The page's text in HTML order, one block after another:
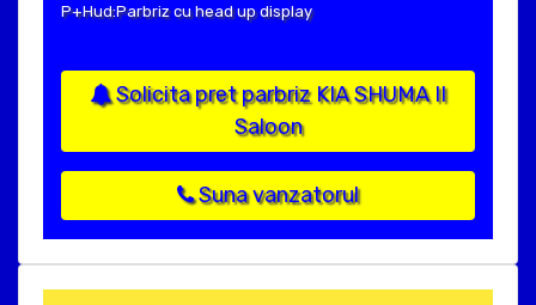
P+Hud:Parbriz cu head up display
Solicita pret parbriz KIA SHUMA II
Saloon
Suna vanzatorul